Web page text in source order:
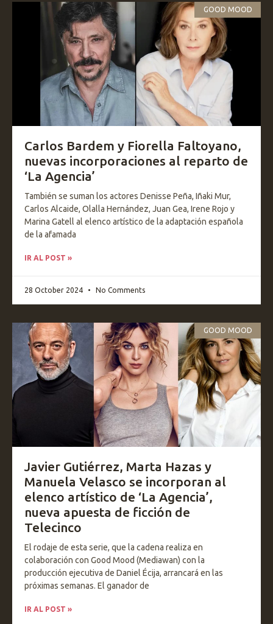
GOOD MOOD
Carlos Bardem y Fiorella Faltoyano,
nuevas incorporaciones al reparto de
‘La Agencia’
También se suman los actores Denisse Peña, Iñaki Mur,
Carlos Alcaide, Olalla Hernández, Juan Gea, Irene Rojo y
Marina Gatell al elenco artístico de la adaptación española
de la afamada
IR AL POST »
28 October 2024 No Comments
GOOD MOOD
Javier Gutiérrez, Marta Hazas y
Manuela Velasco se incorporan al
elenco artístico de ‘La Agencia’,
nueva apuesta de ficción de
Telecinco
El rodaje de esta serie, que la cadena realiza en
colaboración con Good Mood (Mediawan) con la
producción ejecutiva de Daniel Écija, arrancará en las
próximas semanas. El ganador de
IR AL POST »